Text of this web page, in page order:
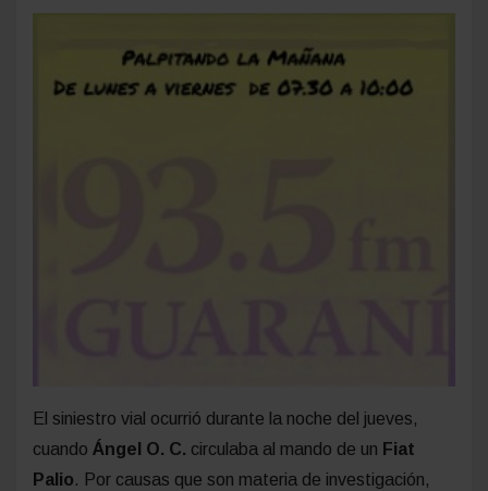
El siniestro vial ocurrió durante la noche del jueves,
cuando Ángel O. C. circulaba al mando de un Fiat
Palio. Por causas que son materia de investigación,